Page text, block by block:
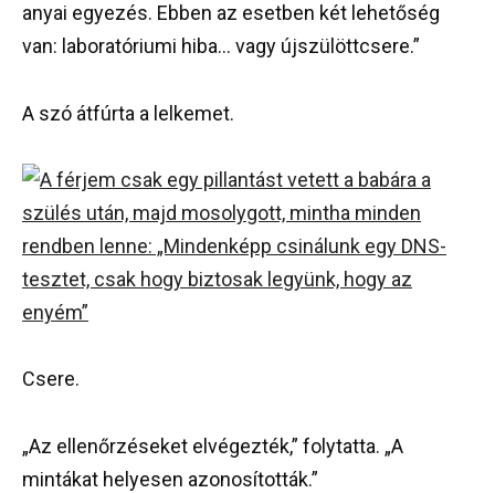
anyai egyezés. Ebben az esetben két lehetőség
van: laboratóriumi hiba… vagy újszülöttcsere.”
A szó átfúrta a lelkemet.
Csere.
„Az ellenőrzéseket elvégezték,” folytatta. „A
mintákat helyesen azonosították.”